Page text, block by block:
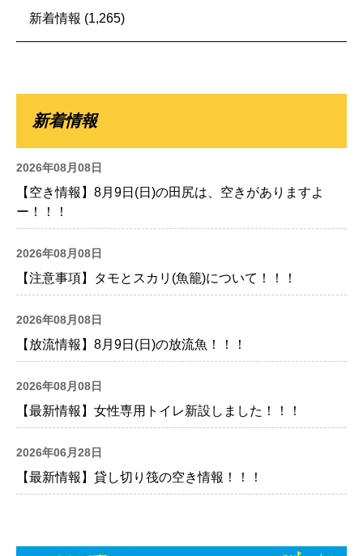
新着情報 (1,265)
新着情報
2026年08月08日
【空き情報】8月9日(日)の田尻は、空きがありますよ
ー！！！
2026年08月08日
【注意事項】タモとスカリ(魚籠)について！！！
2026年08月08日
【放流情報】8月9日(日)の放流魚！！！
2026年08月08日
【最新情報】女性専用トイレ新設しました！！！
2026年06月28日
【最新情報】貸し切り筏の空き情報！！！